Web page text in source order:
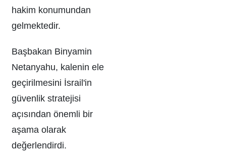
hakim konumundan
gelmektedir.
Başbakan Binyamin
Netanyahu, kalenin ele
geçirilmesini İsrail'in
güvenlik stratejisi
açısından önemli bir
aşama olarak
değerlendirdi.